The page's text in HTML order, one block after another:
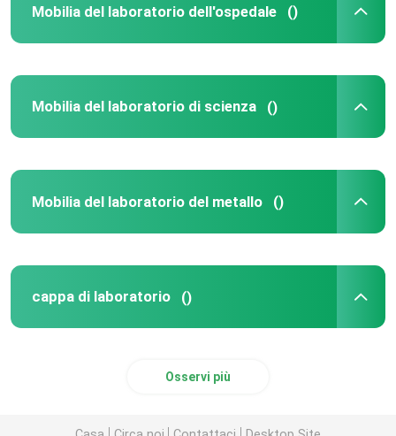
Mobilia del laboratorio dell'ospedale ()
Mobilia del laboratorio di scienza ()
Mobilia del laboratorio del metallo ()
cappa di laboratorio ()
Osservi più